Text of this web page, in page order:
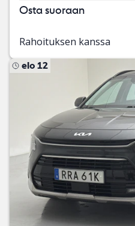
Osta suoraan
Rahoituksen kanssa
elo 12